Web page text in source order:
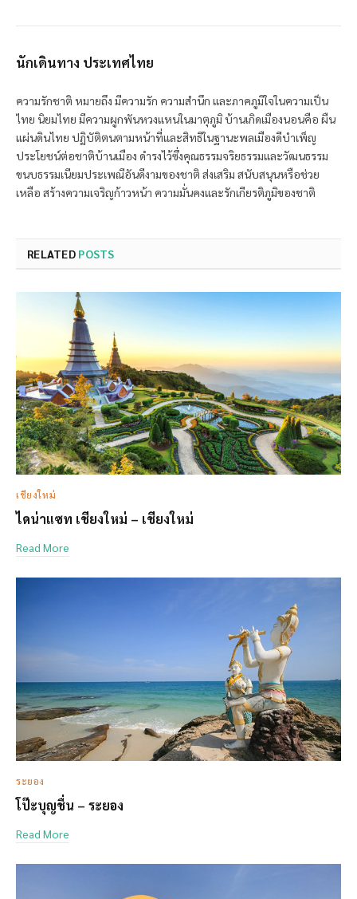
นักเดินทาง ประเทศไทย
ความรักชาติ หมายถึง มีความรัก ความสำนึก และภาคภูมิใจในความเป็น
ไทย นิยมไทย มีความผูกพันหวงแหนในมาตุภูมิ บ้านเกิดเมืองนอนคือ ผืน
แผ่นดินไทย ปฏิบัติตนตามหน้าที่และสิทธิในฐานะพลเมืองดีบำเพ็ญ
ประโยชน์ต่อชาติบ้านเมือง ดำรงไว้ซึ่งคุณธรรมจริยธรรมและวัฒนธรรม
ขนบธรรมเนียมประเพณีอันดีงามของชาติ ส่งเสริม สนับสนุนหรือช่วย
เหลือ สร้างความเจริญก้าวหน้า ความมั่นคงและรักเกียรติภูมิของชาติ
RELATED POSTS
เชียงใหม่
ไดน่าแซท เชียงใหม่ – เชียงใหม่
Read More
ระยอง
โป๊ะบุญชื่น – ระยอง
Read More